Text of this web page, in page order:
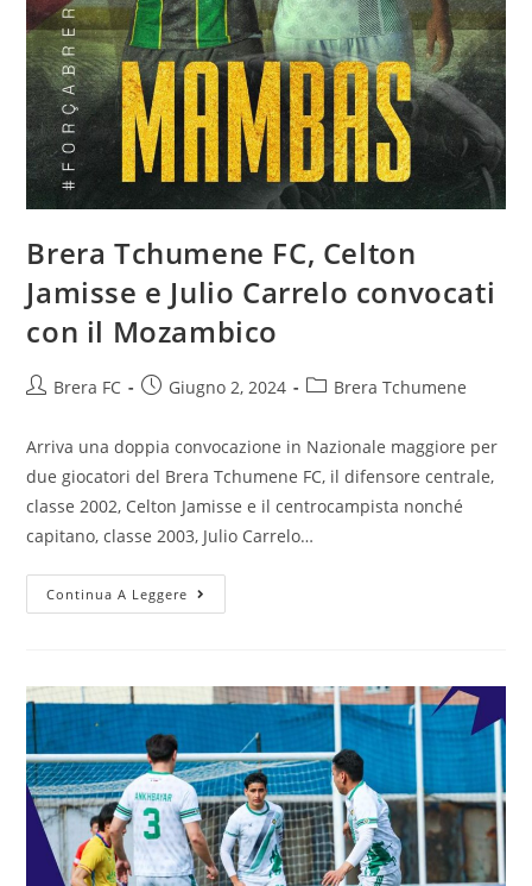
Brera Tchumene FC, Celton
Jamisse e Julio Carrelo convocati
con il Mozambico
Brera FC Giugno 2, 2024 Brera Tchumene
Arriva una doppia convocazione in Nazionale maggiore per
due giocatori del Brera Tchumene FC, il difensore centrale,
classe 2002, Celton Jamisse e il centrocampista nonché
capitano, classe 2003, Julio Carrelo…
Continua A Leggere